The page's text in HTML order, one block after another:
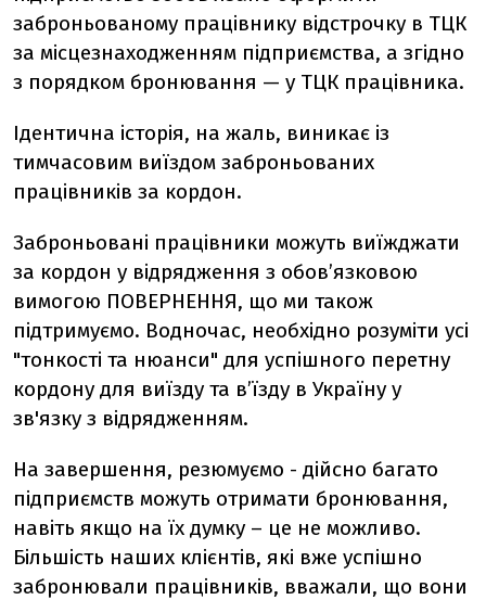
заброньованому працівнику відстрочку в ТЦК
за місцезнаходженням підприємства, а згідно
з порядком бронювання — у ТЦК працівника.
Ідентична історія, на жаль, виникає із
тимчасовим виїздом заброньованих
працівників за кордон.
Заброньовані працівники можуть виїжджати
за кордон у відрядження з обов’язковою
вимогою ПОВЕРНЕННЯ, що ми також
підтримуємо. Водночас, необхідно розуміти усі
"тонкості та нюанси" для успішного перетну
кордону для виїзду та в’їзду в Україну у
зв'язку з відрядженням.
На завершення, резюмуємо - дійсно багато
підприємств можуть отримати бронювання,
навіть якщо на їх думку – це не можливо.
Більшість наших клієнтів, які вже успішно
забронювали працівників, вважали, що вони